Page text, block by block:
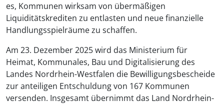
es, Kommunen wirksam von übermäßigen
Liquiditätskrediten zu entlasten und neue finanzielle
Handlungsspielräume zu schaffen.
Am 23. Dezember 2025 wird das Ministerium für
Heimat, Kommunales, Bau und Digitalisierung des
Landes Nordrhein-Westfalen die Bewilligungsbescheide
zur anteiligen Entschuldung von 167 Kommunen
versenden. Insgesamt übernimmt das Land Nordrhein-